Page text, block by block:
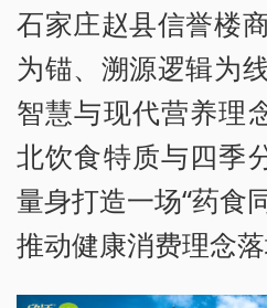
石家庄赵县信誉楼
为锚、溯源逻辑为
智慧与现代营养理
北饮食特质与四季
量身打造一场“药食
推动健康消费理念落